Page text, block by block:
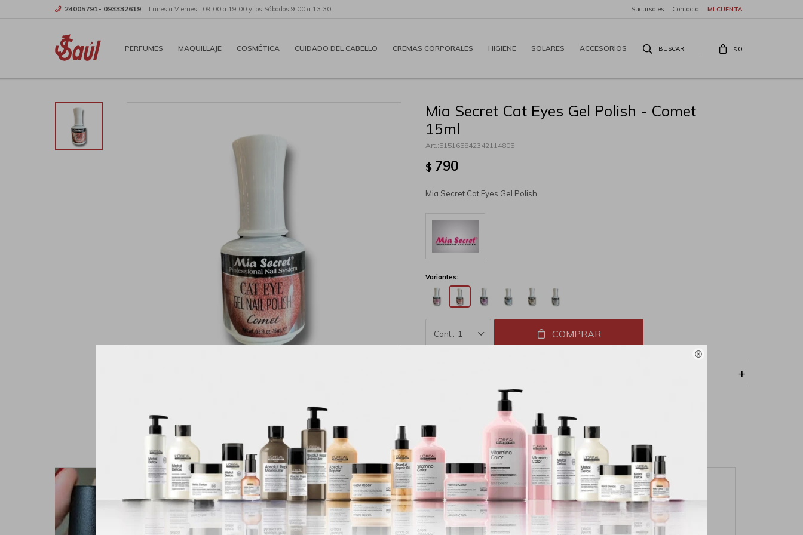

PERFUMES MAQUILLAJE COSMÉTICA CUIDADO DEL CABELLO CREMAS CORPORALES HIGIENE SOLARES ACCESORIOS $ 0
24005791- 093332619 Lunes a Viernes : 09:00 a 19:00 y los Sábados 9:00 a 13:30. Sucursales Contacto
Mia Secret Cat Eyes Gel Polish - Comet
15ml
515165842342114805
$ 790
Mia Secret Cat Eyes Gel Polish
Variantes:
1 COMPRAR
Productos que te pueden interesar